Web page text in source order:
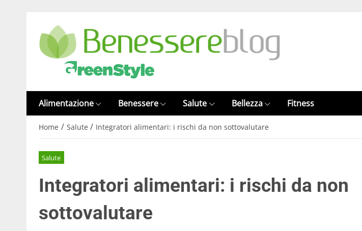
Alimentazione Benessere Salute Bellezza Fitness
Home / Salute / Integratori alimentari: i rischi da non sottovalutare
Salute
Integratori alimentari: i rischi da non
sottovalutare